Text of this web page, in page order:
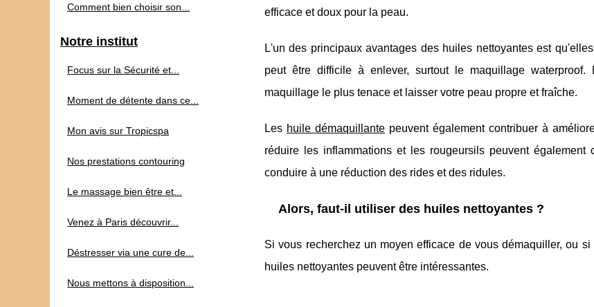
efficace et doux pour la peau.
L'un des principaux avantages des huiles nettoyantes est
peut être difficile à enlever, surtout le maquillage
maquillage le plus tenace et laisser votre peau propre et fraîche.
Les huile démaquillante peuvent également contribuer à
réduire les inflammations et les rougeursils peuvent
conduire à une réduction des rides et des ridules.
Alors, faut-il utiliser des huiles nettoyantes ?
Si vous recherchez un moyen efficace de vous démaquiller, ou
huiles nettoyantes peuvent être intéressantes.
Comment bien choisir son...
Notre institut
Focus sur la Sécurité et...
Moment de détente dans ce...
Mon avis sur Tropicspa
Nos prestations contouring
Le massage bien être et...
Venez à Paris découvrir...
Déstresser via une cure de...
Nous mettons à disposition...